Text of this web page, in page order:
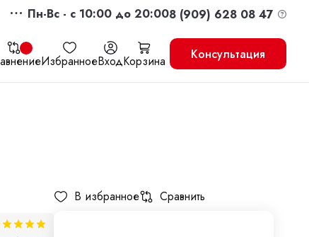
Пн-Вс - c 10:00 до 20:008 (909) 628 08 47
ИзбранноеВходКорзина Консультация
В избранное Сравнить